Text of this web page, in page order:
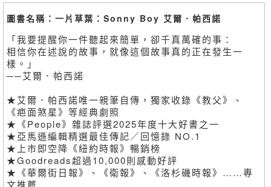
圖書名稱：一片草葉：Sonny Boy 艾爾．帕西諾
「我要提醒你一件聽起來簡單，卻千真萬確的事：
相信你在述說的故事，就像這個故事真的正在發生一
樣。」
──艾爾．帕西諾
★艾爾．帕西諾唯一親筆自傳，獨家收錄《教父》、
《疤面煞星》等經典劇照
★《People》雜誌評選2025年度十大好書之一
★亞馬遜編輯精選最佳傳記／回憶錄 NO.1
★上市即空降《紐約時報》暢銷榜
★Goodreads超過10,000則感動好評
★《華爾街日報》、《衛報》、《洛杉磯時報》……專
文推薦